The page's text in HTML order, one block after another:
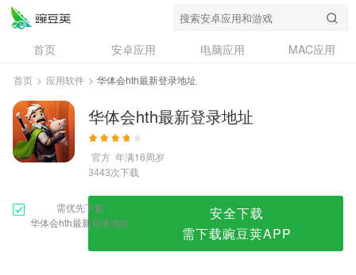
华体会hth最新登录地址
首页 安卓应用 电脑应用
MAC应用
资讯
专题
问答
首页 > 应用软件 > 华体会hth最新登录地址
华体会hth最新登录地址
官方 年满16周岁
3443次下载
需优先下载
华体会hth最新登录地址
安全下载
需下载豌豆荚APP